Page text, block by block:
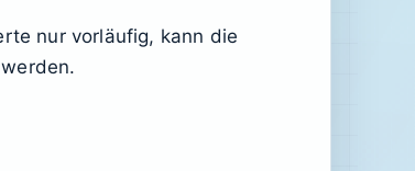
nur vorläufig, kann die